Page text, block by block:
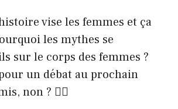
vise les femmes et ça
les mythes se
sur le corps des femmes ?
un débat au prochain
non ? 🙇‍♀️